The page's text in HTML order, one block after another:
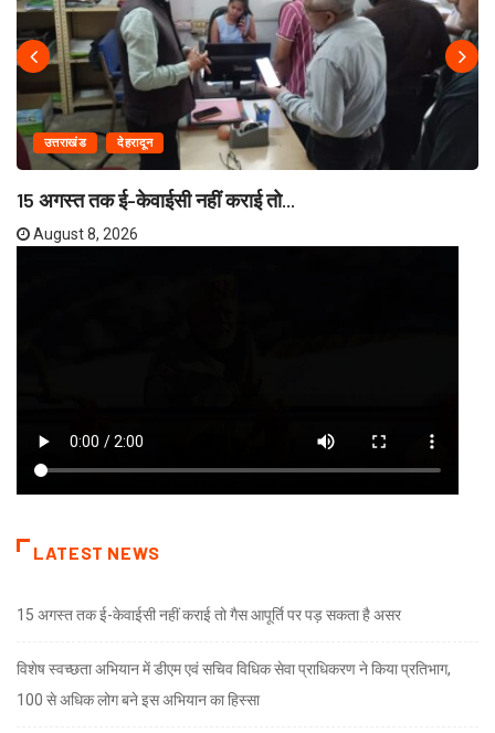
उत्तराखंड देहरादून
15 अगस्त तक ई-केवाईसी नहीं कराई तो...
August 8, 2026
LATEST NEWS
15 अगस्त तक ई-केवाईसी नहीं कराई तो गैस आपूर्ति पर पड़ सकता है असर
विशेष स्वच्छता अभियान में डीएम एवं सचिव विधिक सेवा प्राधिकरण ने किया प्रतिभाग,
100 से अधिक लोग बने इस अभियान का हिस्सा